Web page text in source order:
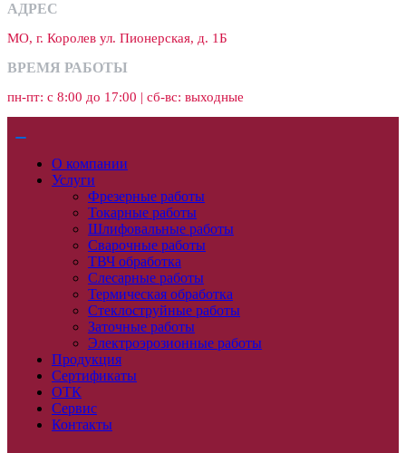
АДРЕС
МО, г. Королев ул. Пионерская, д. 1Б
ВРЕМЯ РАБОТЫ
пн-пт: с 8:00 до 17:00 | сб-вс: выходные
О компании
Услуги
Фрезерные работы
Токарные работы
Шлифовальные работы
Сварочные работы
ТВЧ обработка
Слесарные работы
Термическая обработка
Стеклоструйные работы
Заточные работы
Электроэрозионные работы
Продукция
Сертификаты
ОТК
Сервис
Контакты